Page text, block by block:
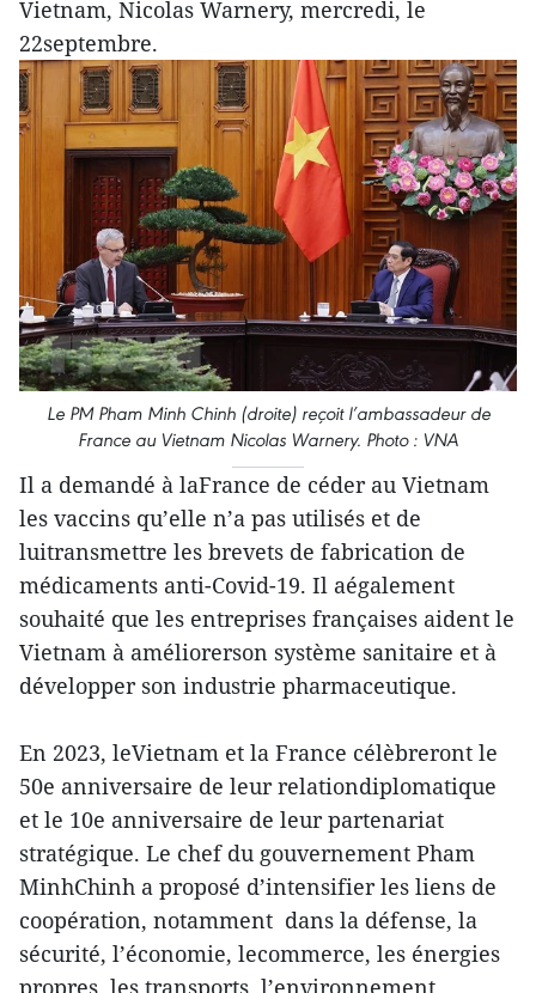
Vietnam, Nicolas Warnery, mercredi, le
22septembre.
Le PM Pham Minh Chinh (droite) reçoit l’ambassadeur de
France au Vietnam Nicolas Warnery. Photo : VNA
Il a demandé à laFrance de céder au Vietnam
les vaccins qu’elle n’a pas utilisés et de
luitransmettre les brevets de fabrication de
médicaments anti-Covid-19. Il aégalement
souhaité que les entreprises françaises aident le
Vietnam à améliorerson système sanitaire et à
développer son industrie pharmaceutique.
En 2023, leVietnam et la France célèbreront le
50e anniversaire de leur relationdiplomatique
et le 10e anniversaire de leur partenariat
stratégique. Le chef du gouvernement Pham
MinhChinh a proposé d’intensifier les liens de
coopération, notamment dans la défense, la
sécurité, l’économie, lecommerce, les énergies
propres, les transports, l’environnement,